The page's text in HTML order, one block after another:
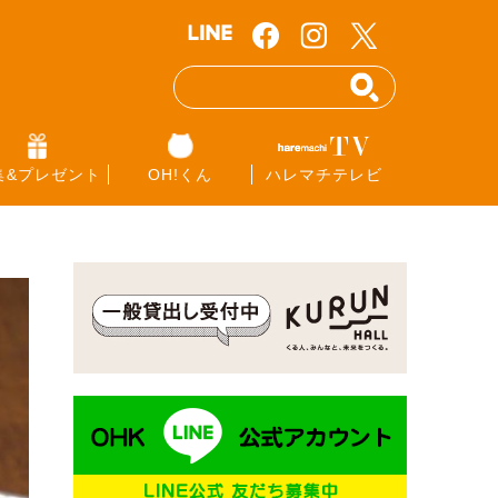
&プレゼント OH!くん ハレマチテレビ